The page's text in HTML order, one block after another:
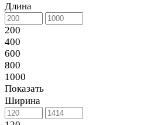
Длина
200
400
600
800
1000
Показать
Ширина